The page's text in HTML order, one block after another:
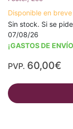
Disponible en breve
Sin stock. Si se
07/08/26
¡GASTOS DE
PVP. 60,00€